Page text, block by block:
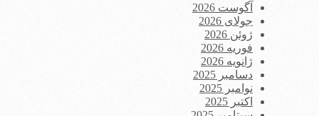
آگوست 2026
جولای 2026
ژوئن 2026
فوریه 2026
ژانویه 2026
دسامبر 2025
نوامبر 2025
اکتبر 2025